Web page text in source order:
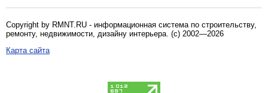
Copyright by RMNT.RU - информационная система по строительству,
ремонту, недвижимости, дизайну интерьера. (c) 2002—2026
Карта сайта